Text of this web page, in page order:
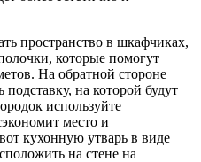
пространство в шкафчиках,
которые помогут
На обратной стороне
на которой будут
используйте
место и
кухонную утварь в виде
на стене на